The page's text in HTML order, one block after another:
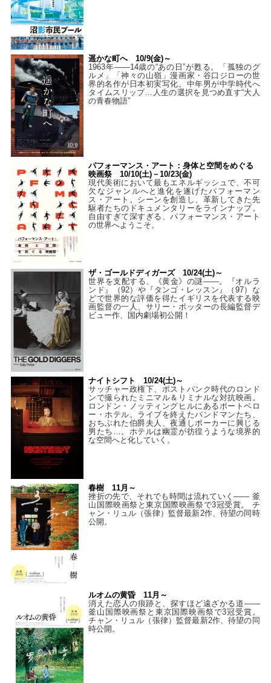
遥かな町へ 10/9(金)～
1963年――14歳の“あの日”が甦る。「孤独のグ
ルメ」「神々の山嶺」漫画家・谷口ジローの世
界的名作が日本初実写化。中年男が中学時代へ
タイムスリップ…人生の選択を見つめ直す“大人
の青春物語”
パフォーマンス・アート：身体と空間をめぐる
映画祭 10/10(土)－10/23(金)
現代美術において最もエネルギッシュで、不可
欠なジャンルへと進化を遂げたパフォーマン
ス・アート。シーンを創造し、革新してきた先
駆者たちのドキュメンタリーをラインナップ。
自由すぎて深すぎる、パフォーマンス・アート
の世界へようこそ。
ザ・ゴールドディガーズ 10/24(土)～
世界を支配する、《黄金》の謎――。『オルラ
ンド』（92）や『タンゴ・レッスン』（97）な
どで世界的な評価を得たイギリスを代表する映
画監督の一人、サリー・ポッターの長編監督デ
ビュー作、国内劇場初公開！
ナイトシフト 10/24(土)～
サッチャー政権下、ポストパンク時代のロンド
ンで撮られたミニマル＆リミナルな対抗映画。
ロンドン・ノッティングヒルにあるポートベロ
ー・ホテル。ライブを終えたバンドマンたち、
おちぶれた伯爵夫人、夜通しポーカーに興じる
男たち…。ホテルは幽霊が彷徨うような境界的
な空間へと化していく。
春樹 11月～
挫折の先で、それでも時間は流れていく—— 釜
山国際映画祭と東京国際映画祭で3冠受賞。 チ
ャン・リュル（張律）監督最新2作、待望の同時
公開。
ルオムの黄昏 11月～
消えた恋人の痕跡と、探すほど遠ざかる道——
釜山国際映画祭と東京国際映画祭で3冠受賞。
チャン・リュル（張律）監督最新2作、待望の同
時公開。